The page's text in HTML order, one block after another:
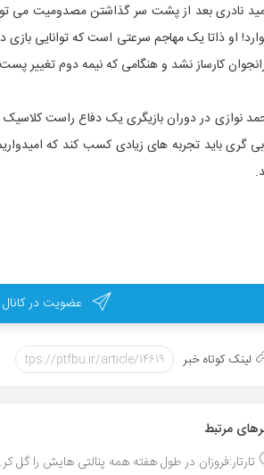
نادری بعد از پشت سر گذاشتن مصدومیت می
او ذاتا یک مهاجم سرعتی است که توانایی
کارساز نشد و هنگامی که نیمه دوم تغییر پست
نوازی در دوران بازیگری یک دفاع راست کلاسیک
گری باید تجربه های زیادی کسب کند که
عضویت در کانال
لینک کوتاه خبر
مرتبط
تارتار:فروزان در طول هفته همه پنالتی هایش را گل